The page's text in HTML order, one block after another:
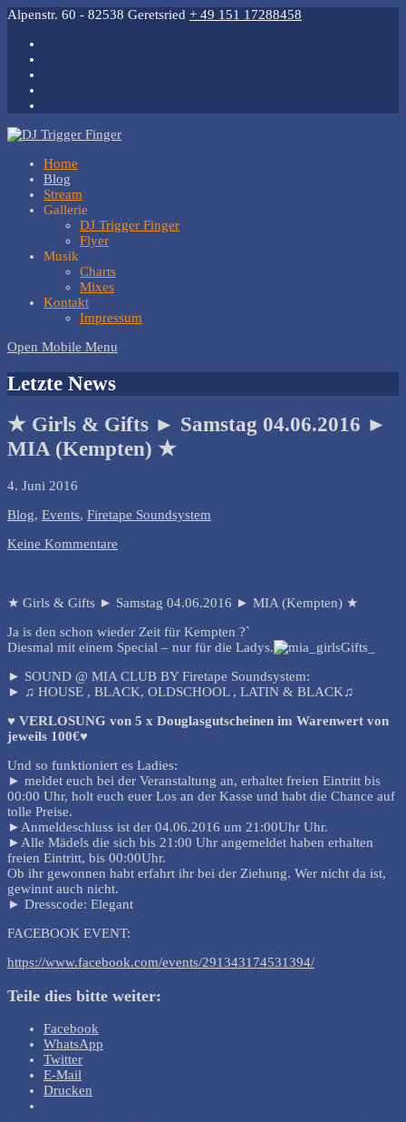
Alpenstr. 60 - 82538 Geretsried + 49 151 17288458
Home
Blog
Stream
Gallerie
DJ Trigger Finger
Flyer
Musik
Charts
Mixes
Kontakt
Impressum
Open Mobile Menu
Letzte News
★ Girls & Gifts ► Samstag 04.06.2016 ►
MIA (Kempten) ★
4. Juni 2016
Blog, Events, Firetape Soundsystem
Keine Kommentare
★ Girls & Gifts ► Samstag 04.06.2016 ► MIA (Kempten) ★
Ja is den schon wieder Zeit für Kempten ?`
Diesmal mit einem Special – nur für die Ladys.
► SOUND @ MIA CLUB BY Firetape Soundsystem:
► ♫ HOUSE , BLACK, OLDSCHOOL , LATIN & BLACK♫
♥ VERLOSUNG von 5 x Douglasgutscheinen im Warenwert von
jeweils 100€♥
Und so funktioniert es Ladies:
► meldet euch bei der Veranstaltung an, erhaltet freien Eintritt bis
00:00 Uhr, holt euch euer Los an der Kasse und habt die Chance auf
tolle Preise.
►Anmeldeschluss ist der 04.06.2016 um 21:00Uhr Uhr.
►Alle Mädels die sich bis 21:00 Uhr angemeldet haben erhalten
freien Eintritt, bis 00:00Uhr.
Ob ihr gewonnen habt erfahrt ihr bei der Ziehung. Wer nicht da ist,
gewinnt auch nicht.
► Dresscode: Elegant
FACEBOOK EVENT:
https://www.facebook.com/events/291343174531394/
Teile dies bitte weiter:
Facebook
WhatsApp
Twitter
E-Mail
Drucken